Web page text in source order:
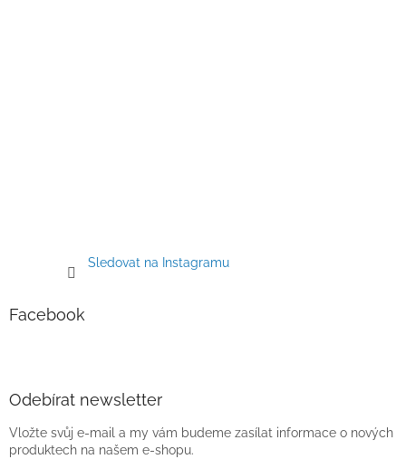
Sledovat na Instagramu
Facebook
Odebírat newsletter
Vložte svůj e-mail a my vám budeme zasílat informace o nových
produktech na našem e-shopu.